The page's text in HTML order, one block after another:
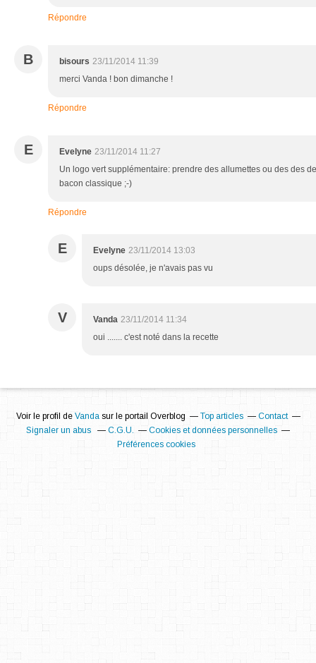
Répondre
B bisours 23/11/2014 11:39
merci Vanda ! bon dimanche !
Répondre
E Evelyne 23/11/2014 11:27
Un logo vert supplémentaire: prendre des allumettes ou des des
bacon classique ;-)
Répondre
E Evelyne 23/11/2014 13:03
oups désolée, je n'avais pas vu
V Vanda 23/11/2014 11:34
oui ....... c'est noté dans la recette
Voir le profil de Vandasur le portail Overblog Top articles
Contact
Signaler un abus
C.G.U.
Cookies et données personnelles
Préférences cookies